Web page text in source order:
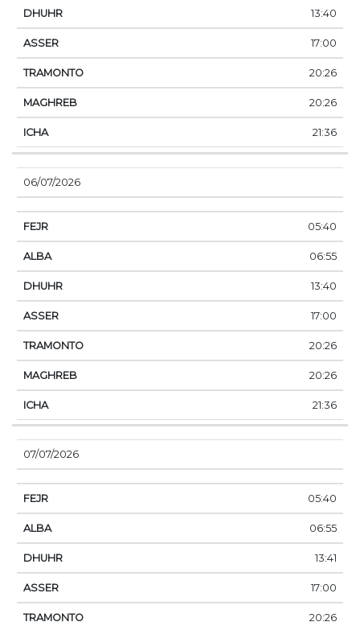
13:40
17:00
20:26
20:26
21:36
06/07/2026
05:40
06:55
13:40
17:00
20:26
20:26
21:36
07/07/2026
05:40
06:55
13:41
17:00
20:26